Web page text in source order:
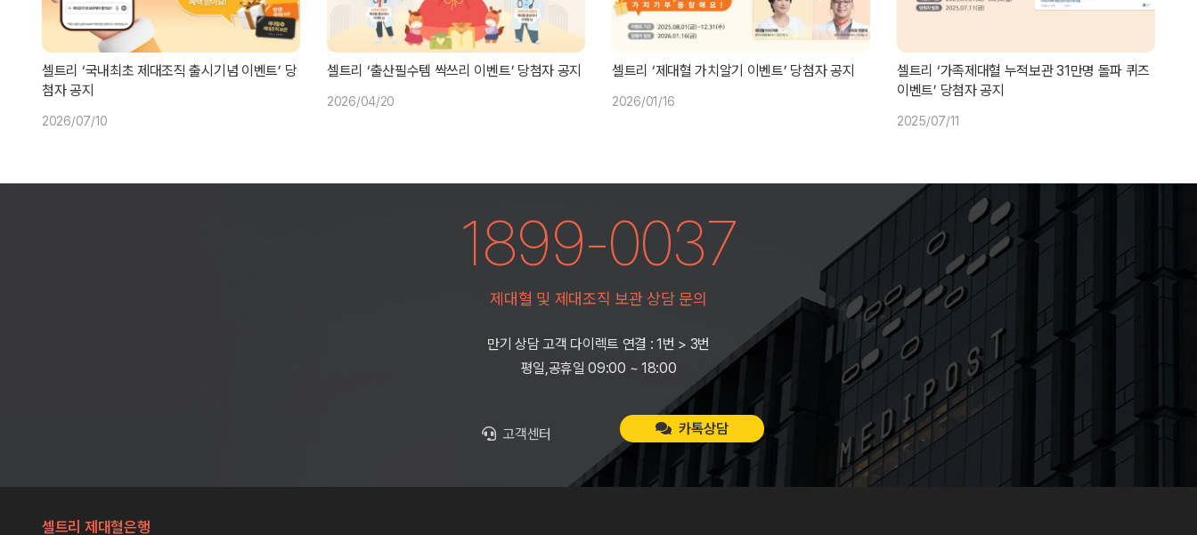
셀트리 ‘국내최초 제대조직 출시기념 이벤트’ 당
첨자 공지
2026/07/10
셀트리 ‘출산필수템 싹쓰리 이벤트’ 당첨자 공지
2026/04/20
셀트리 ‘제대혈 가치알기 이벤트’ 당첨자 공지
2026/01/16
셀트리 ‘가족제대혈 누적보관 31만명 돌파 퀴즈
이벤트’ 당첨자 공지
2025/07/11
1899-0037
제대혈 및 제대조직 보관 상담 문의
만기 상담 고객 다이렉트 연결 : 1번 > 3번
평일,공휴일 09:00 ~ 18:00
고객센터 카톡상담
셀트리 제대혈은행